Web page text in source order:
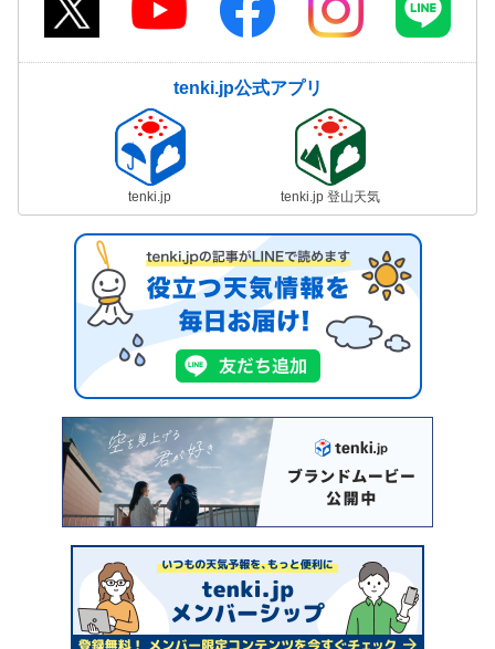
tenki.jp公式アプリ
tenki.jp tenki.jp 登山天気